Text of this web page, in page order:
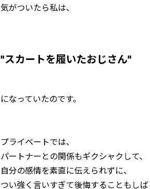
気がついたら私は、
"スカートを履いたおじさん"
になっていたのです。
プライベートでは、
パートナーとの関係もギクシャクして、
自分の感情を素直に伝えられずに、
つい強く言いすぎて後悔することもしば